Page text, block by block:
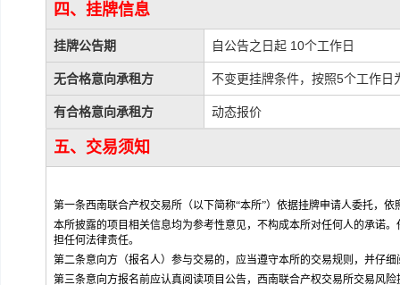
四、挂牌信息
挂牌公告期 自公告之日起 10个工作日
无合格意向承租方 不变更挂牌条件，按照5个工作
有合格意向承租方 动态报价
五、交易须知
第一条西南联合产权交易所（以下简称“本所”）依据挂牌申请人委托，
本所披露的项目相关信息均为参考性意见，不构成本所对任何人的承诺
担任何法律责任。
第二条意向方（报名人）参与交易的，应当遵守本所的交易规则，并仔细
第三条意向方报名前应认真阅读项目公告，西南联合产权交易所交易风